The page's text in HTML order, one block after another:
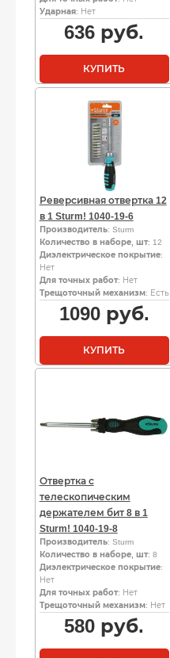
Ударная: Нет
636 руб.
КУПИТЬ
Реверсивная отвертка 12
в 1 Sturm! 1040-19-6
Производитель: Sturm
Количество в наборе, шт: 12
Диэлектрическое покрытие:
Нет
Для точных работ: Нет
Трещоточный механизм: Есть
1090руб.
КУПИТЬ
Отвертка с
телескопическим
держателем бит 8 в 1
Sturm! 1040-19-8
Производитель: Sturm
Количество в наборе, шт: 8
Диэлектрическое покрытие:
Нет
Для точных работ: Нет
Трещоточный механизм: Нет
580 руб.